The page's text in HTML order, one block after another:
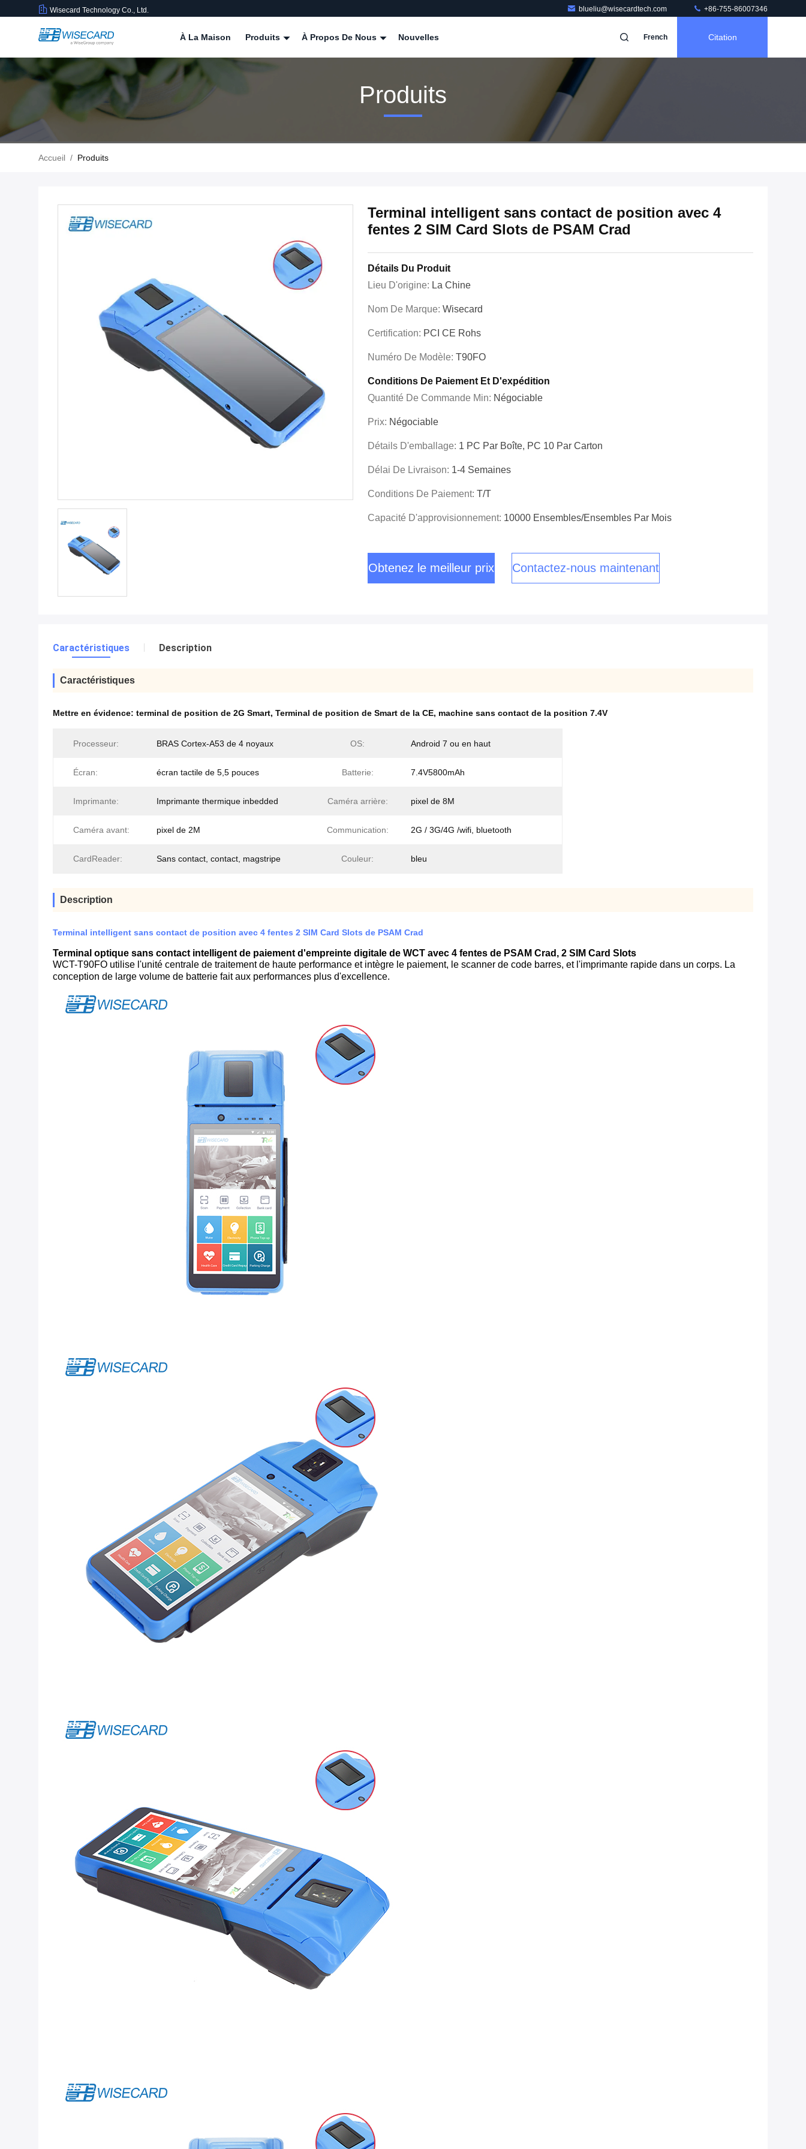
Wisecard Technology Co., Ltd. blueliu@wisecardtech.com +86-755-86007346
À La Maison Produits À Propos De Nous Nouvelles French Citation
Produits
Accueil / Produits
Terminal intelligent sans contact de position avec 4
fentes 2 SIM Card Slots de PSAM Crad
Détails Du Produit
Lieu D'origine: La Chine
Nom De Marque: Wisecard
Certification: PCI CE Rohs
Numéro De Modèle: T90FO
Conditions De Paiement Et D'expédition
Quantité De Commande Min: Négociable
Prix: Négociable
Détails D'emballage: 1 PC Par Boîte, PC 10 Par Carton
Délai De Livraison: 1-4 Semaines
Conditions De Paiement: T/T
Capacité D'approvisionnement: 10000 Ensembles/ensembles Par Mois
Obtenez le meilleur prix Contactez-nous maintenant
Caractéristiques Description
Caractéristiques
Mettre en évidence: terminal de position de 2G Smart, Terminal de position de Smart de la CE, machine sans contact de la position 7.4V
Processeur: BRAS Cortex-A53 de 4 noyaux OS: Android 7 ou en haut
Écran: écran tactile de 5,5 pouces Batterie: 7.4V5800mAh
Imprimante: Imprimante thermique inbedded Caméra arrière: pixel de 8M
Caméra avant: pixel de 2M Communication: 2G / 3G/4G /wifi, bluetooth
CardReader: Sans contact, contact, magstripe Couleur: bleu
Description
Terminal intelligent sans contact de position avec 4 fentes 2 SIM Card Slots de PSAM Crad
Terminal optique sans contact intelligent de paiement d'empreinte digitale de WCT avec 4 fentes de PSAM Crad, 2 SIM Card Slots
WCT-T90FO utilise l'unité centrale de traitement de haute performance et intègre le paiement, le scanner de code barres, et l'imprimante rapide dans un corps. La
conception de large volume de batterie fait aux performances plus d'excellence.